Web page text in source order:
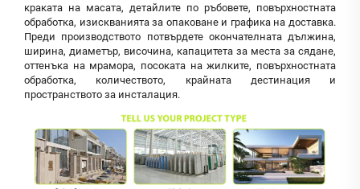
краката на масата, детайлите по ръбовете, повърхностната
обработка, изискванията за опаковане и графика на доставка.
Преди производството потвърдете окончателната дължина,
ширина, диаметър, височина, капацитета за места за сядане,
оттенъка на мрамора, посоката на жилките, повърхностната
обработка, количеството, крайната дестинация и
пространството за инсталация.